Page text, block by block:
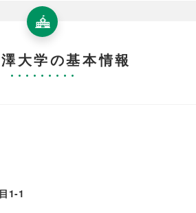
大学の基本情報
1-1